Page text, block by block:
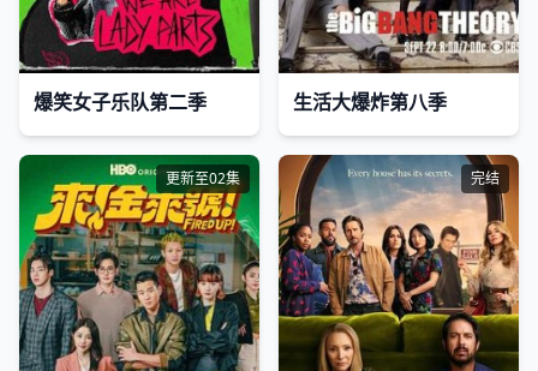
爆笑女子乐队第二季 生活大爆炸第八季
更新至02集 完结